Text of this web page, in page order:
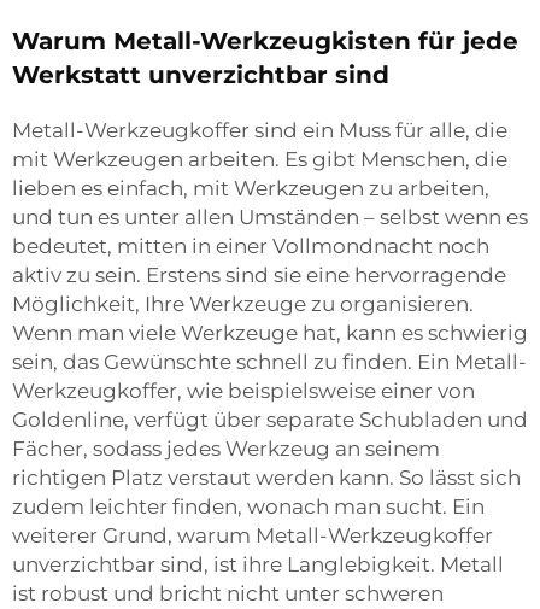
Warum Metall-Werkzeugkisten für jede
Werkstatt unverzichtbar sind
Metall-Werkzeugkoffer sind ein Muss für alle, die
mit Werkzeugen arbeiten. Es gibt Menschen, die
lieben es einfach, mit Werkzeugen zu arbeiten,
und tun es unter allen Umständen – selbst wenn es
bedeutet, mitten in einer Vollmondnacht noch
aktiv zu sein. Erstens sind sie eine hervorragende
Möglichkeit, Ihre Werkzeuge zu organisieren.
Wenn man viele Werkzeuge hat, kann es schwierig
sein, das Gewünschte schnell zu finden. Ein Metall-
Werkzeugkoffer, wie beispielsweise einer von
Goldenline, verfügt über separate Schubladen und
Fächer, sodass jedes Werkzeug an seinem
richtigen Platz verstaut werden kann. So lässt sich
zudem leichter finden, wonach man sucht. Ein
weiterer Grund, warum Metall-Werkzeugkoffer
unverzichtbar sind, ist ihre Langlebigkeit. Metall
ist robust und bricht nicht unter schweren